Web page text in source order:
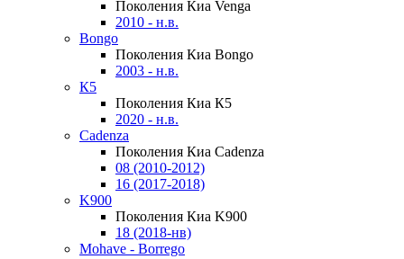
Поколения Киа Venga
2010 - н.в.
Bongo
Поколения Киа Bongo
2003 - н.в.
К5
Поколения Киа К5
2020 - н.в.
Cadenza
Поколения Киа Cadenza
08 (2010-2012)
16 (2017-2018)
K900
Поколения Киа K900
18 (2018-нв)
Mohave - Borrego